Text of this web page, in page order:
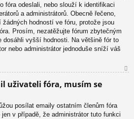
fóra odeslali, nebo slouží k identifikaci
a administrátorů. Obecně řečeno,
hodností ve fóru, protože jsou
Prosím, nezatěžujte fórum zbytečným
dosáhli vyšší hodnosti. Na většině fór to
nebo administrátor jednoduše sníží váš
uživateli fóra, musím se
posílat emaily ostatním členům fóra
v případě, že administrátor tuto funkci